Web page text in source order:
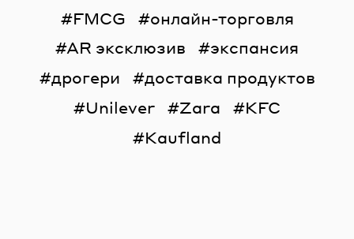
FMCG
онлайн-торговля
AR эксклюзив
экспансия
дрогери
доставка продуктов
Unilever
Zara
KFC
Kaufland